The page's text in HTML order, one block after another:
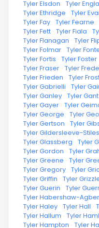
· Tyler Elsdon · Tyler
· Tyler Ethridge · Tyler
· Tyler Fay · Tyler Fearne ·
· Tyler Fett · Tyler Fiala ·
· Tyler Flanagan · Tyler
· Tyler Folmar · Tyler
· Tyler Fortis · Tyler Foster
· Tyler Fraser · Tyler
· Tyler Frieden · Tyler
· Tyler Gabrielli · Tyler
· Tyler Ganley · Tyler Gant
· Tyler Gayer · Tyler
· Tyler George · Tyler
· Tyler Gertson · Tyler
· Tyler Gildersleeve-Stiles
· Tyler Glassberg · Tyler
· Tyler Gordon · Tyler
· Tyler Greene · Tyler
· Tyler Gregory · Tyler
· Tyler Griffin · Tyler
· Tyler Guerin · Tyler
· Tyler Habershaw-
· Tyler Haley · Tyler Hall ·
· Tyler Hallum · Tyler
· Tyler Hampton · Tyler